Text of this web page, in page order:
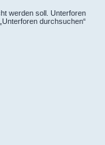
werden soll. Unterforen
durchsuchen“